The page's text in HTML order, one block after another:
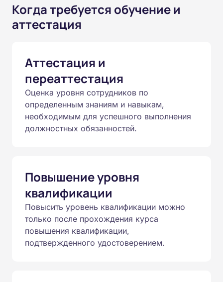
Когда требуется обучение и
аттестация
Аттестация и
переаттестация
Оценка уровня сотрудников по
определенным знаниям и навыкам,
необходимым для успешного выполнения
должностных обязанностей.
Повышение уровня
квалификации
Повысить уровень квалификации можно
только после прохождения курса
повышения квалификации,
подтвержденного удостоверением.